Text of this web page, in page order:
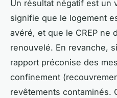
Un résultat négatif est un
signifie que le logement
avéré, et que le CREP ne
renouvelé. En revanche,
rapport préconise des
confinement
revêtements contaminés.